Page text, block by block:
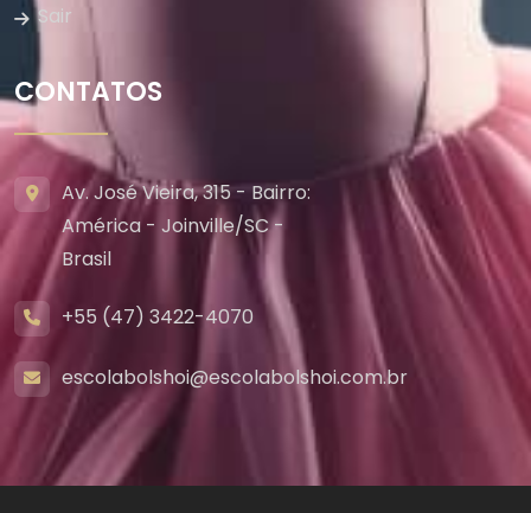
Sair
CONTATOS
Av. José Vieira, 315 - Bairro:
América - Joinville/SC -
Brasil
+55 (47) 3422-4070
escolabolshoi@escolabolshoi.com.br